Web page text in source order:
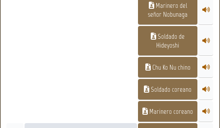
Marinero del
señor Nobunaga
Soldado de
Hideyoshi
Chu Ko Nu chino
Soldado coreano
Marinero coreano